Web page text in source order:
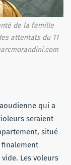
de la famille
attentats du 11
qui a
seraient
situé
finalement
Les voleurs